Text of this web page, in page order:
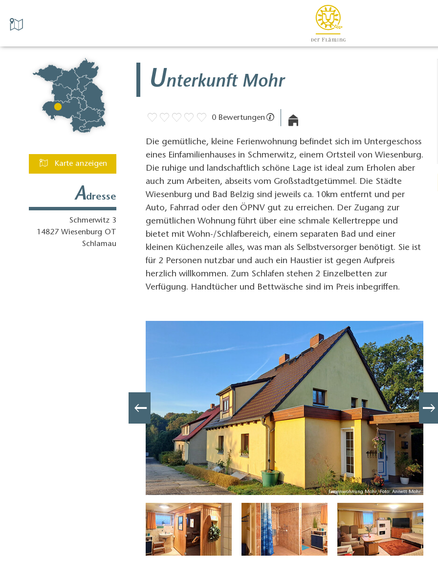
Karte anzeigen
Adresse
Schmerwitz 3
14827 Wiesenburg OT
Schlamau
Unterkunft Mohr
0 Bewertungen
Die gemütliche, kleine Ferienwohnung befindet sich im Untergeschoss
eines Einfamilienhauses in Schmerwitz, einem Ortsteil von Wiesenburg.
Die ruhige und landschaftlich schöne Lage ist ideal zum Erholen aber
auch zum Arbeiten, abseits vom Großstadtgetümmel. Die Städte
Wiesenburg und Bad Belzig sind jeweils ca. 10km entfernt und per
Auto, Fahrrad oder den ÖPNV gut zu erreichen. Der Zugang zur
gemütlichen Wohnung führt über eine schmale Kellertreppe und
bietet mit Wohn-/Schlafbereich, einem separaten Bad und einer
kleinen Küchenzeile alles, was man als Selbstversorger benötigt. Sie ist
für 2 Personen nutzbar und auch ein Haustier ist gegen Aufpreis
herzlich willkommen. Zum Schlafen stehen 2 Einzelbetten zur
Verfügung. Handtücher und Bettwäsche sind im Preis inbegriffen.
Ferienwohnung Mohr, Foto: Annett Mohr